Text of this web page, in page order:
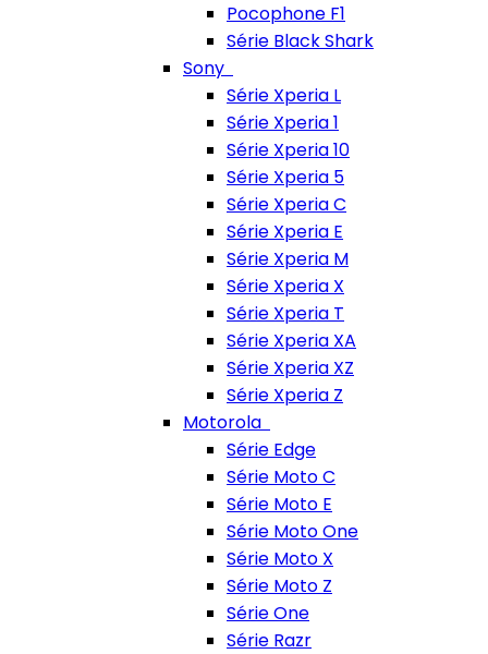
Pocophone F1
Série Black Shark
Sony
Série Xperia L
Série Xperia 1
Série Xperia 10
Série Xperia 5
Série Xperia C
Série Xperia E
Série Xperia M
Série Xperia X
Série Xperia T
Série Xperia XA
Série Xperia XZ
Série Xperia Z
Motorola
Série Edge
Série Moto C
Série Moto E
Série Moto One
Série Moto X
Série Moto Z
Série One
Série Razr